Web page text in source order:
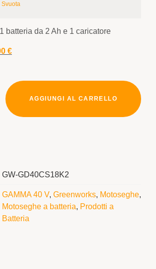
Svuota
batteria da 2 Ah e 1 caricatore
€
AGGIUNGI AL CARRELLO
GW-GD40CS18K2
GAMMA 40 V, Greenworks, Motoseghe,
Motoseghe a batteria, Prodotti a
Batteria